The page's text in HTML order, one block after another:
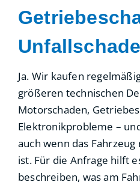
Ja. Wir kaufen
größeren technischen
Motorschaden,
Elektronikprobleme –
auch wenn das
ist. Für die Anfrage hilft
beschreiben, was am